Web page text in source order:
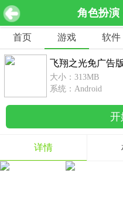
角色扮演
网游分类
休闲益智
462款游戏
1642款游戏
经营养成
首页 游戏 软件
飞翔之光免广
飞翔之光免广告版
大小：313MB
系统：Android
开
详情